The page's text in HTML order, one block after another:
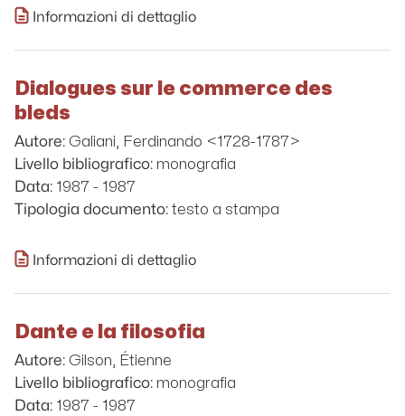
Informazioni di dettaglio
Dialogues sur le commerce des
bleds
Autore: Galiani, Ferdinando <1728-1787>
Livello bibliografico: monografia
Data: 1987 - 1987
Tipologia documento: testo a stampa
Informazioni di dettaglio
Dante e la filosofia
Autore: Gilson, Étienne
Livello bibliografico: monografia
Data: 1987 - 1987